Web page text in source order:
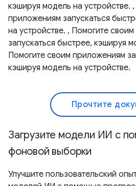
кэшируя модель на устройстве.
приложениям запускаться
на устройстве. , Помогите
запускаться быстрее, кэшируя
Помогите своим приложениям
кэшируя модель на устройстве.
Прочтите
Загрузите модели ИИ с
фоновой выборки
Улучшите пользовательский